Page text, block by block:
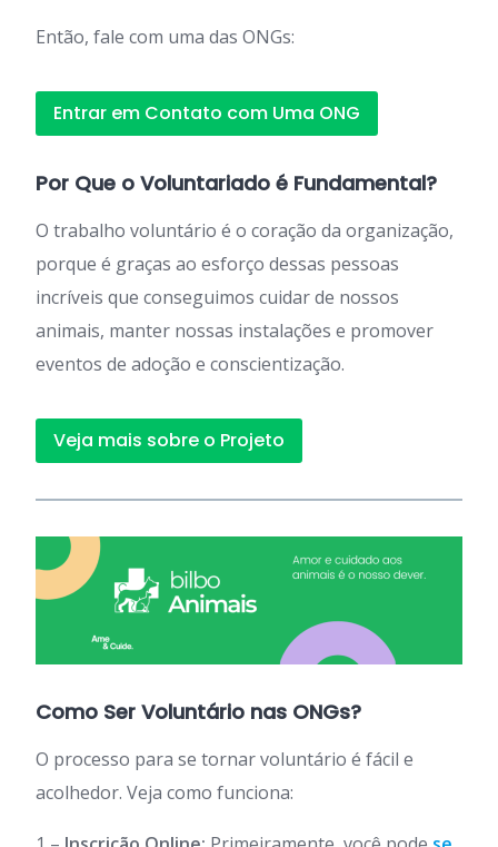
Então, fale com uma das ONGs:
Entrar em Contato com Uma ONG
Por Que o Voluntariado é Fundamental?
O trabalho voluntário é o coração da organização,
porque é graças ao esforço dessas pessoas
incríveis que conseguimos cuidar de nossos
animais, manter nossas instalações e promover
eventos de adoção e conscientização.
Veja mais sobre o Projeto
Como Ser Voluntário nas ONGs?
O processo para se tornar voluntário é fácil e
acolhedor. Veja como funciona: